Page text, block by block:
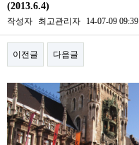
시
알
스
입
진
후
기
미
(2013.6.4)
작성자 최고관리자 14-07-09 09:39
이전글 다음글
본문